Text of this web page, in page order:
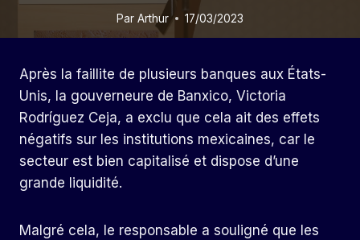
Par Arthur 17/03/2023
Après la faillite de plusieurs banques aux États-
Unis, la gouverneure de Banxico, Victoria
Rodríguez Ceja, a exclu que cela ait des effets
négatifs sur les institutions mexicaines, car le
secteur est bien capitalisé et dispose d’une
grande liquidité.
Malgré cela, le responsable a souligné que les